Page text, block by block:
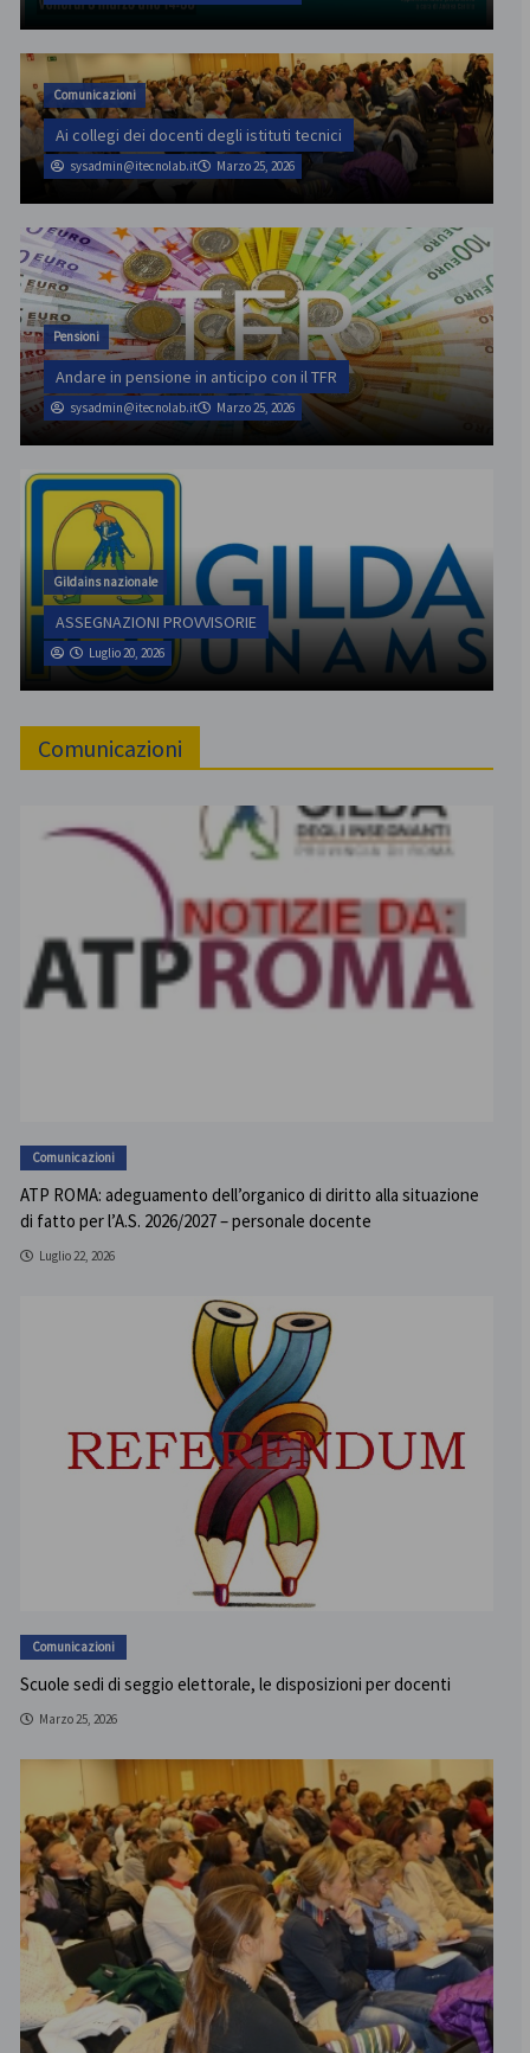
Comunicazioni
Ai collegi dei docenti degli istituti tecnici
sysadmin@itecnolab.it Marzo 25, 2026
Pensioni
Andare in pensione in anticipo con il TFR
sysadmin@itecnolab.it Marzo 25, 2026
Gildains nazionale
ASSEGNAZIONI PROVVISORIE
Luglio 20, 2026
Comunicazioni
Comunicazioni
ATP ROMA: adeguamento dell’organico di diritto alla situazione
di fatto per l’A.S. 2026/2027 – personale docente
Luglio 22, 2026
Comunicazioni
Scuole sedi di seggio elettorale, le disposizioni per docenti
Marzo 25, 2026